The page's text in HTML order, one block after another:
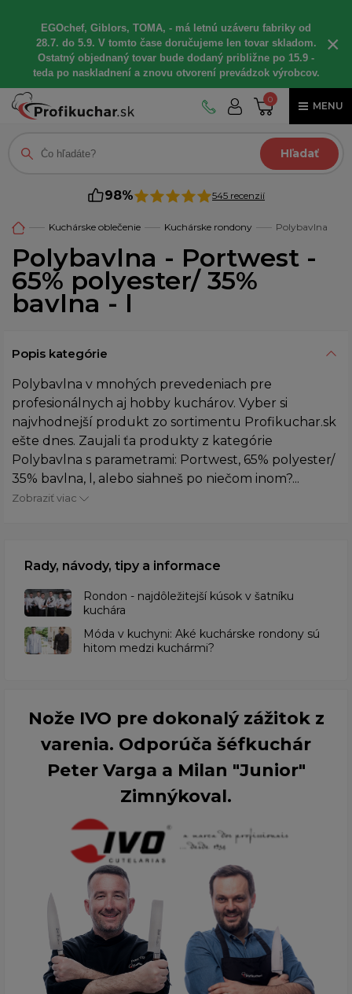
EGOchef, Giblors, TOMA, - má letnú uzáveru fabriky od
28.7. do 5.9. V tomto čase doručujeme len tovar skladom.
Ostatný objednaný tovar bude dodaný približne po 15.9 -
teda po naskladnení a znovu otvorení prevádzok výrobcov.
×
0
MENU
Hľadať
98% 545 recenzií
Kuchárske oblečenie Kuchárske rondony Polybavlna
Polybavlna - Portwest -
65% polyester/ 35%
bavlna - l
Popis kategórie
Polybavlna v mnohých prevedeniach pre
profesionálnych aj hobby kuchárov. Vyber si
najvhodnejší produkt zo sortimentu Profikuchar.sk
ešte dnes. Zaujali ťa produkty z kategórie
Polybavlna s parametrami: Portwest, 65% polyester/
35% bavlna, l, alebo siahneš po niečom inom?...
Zobraziť viac
Rady, návody, tipy a informace
Rondon - najdôležitejší kúsok v šatníku
kuchára
​Móda v kuchyni: Aké kuchárske rondony sú
hitom medzi kuchármi?
Nože IVO pre dokonalý zážitok z
varenia. Odporúča šéfkuchár
Peter Varga a Milan "Junior"
Zimnýkoval.